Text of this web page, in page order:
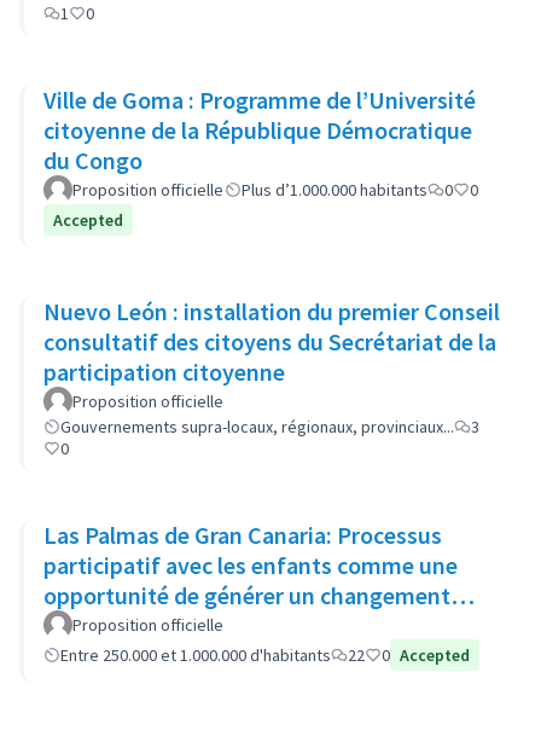
1
0
Ville de Goma : Programme de l’Université
citoyenne de la République Démocratique
du Congo
Proposition officielle Plus d’1.000.000 habitants 0
0
Accepted
Nuevo León : installation du premier Conseil
consultatif des citoyens du Secrétariat de la
participation citoyenne
Proposition officielle
Gouvernements supra-locaux, régionaux, provinciaux...
3
0
Las Palmas de Gran Canaria: Processus
participatif avec les enfants comme une
opportunité de générer un changement
Proposition officielle
Entre 250.000 et 1.000.000 d'habitants
22 0 Accepted